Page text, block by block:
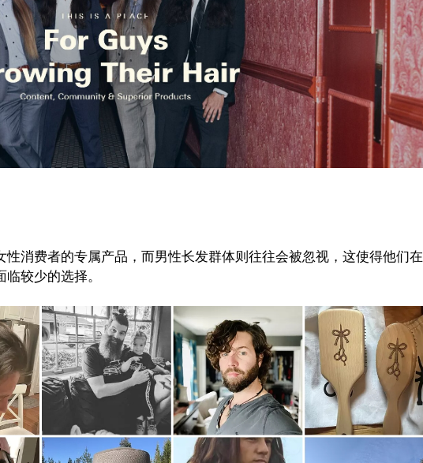
性消费者的专属产品，而男性长发群体则往往会被忽视，这使得他们在
较少的选择。